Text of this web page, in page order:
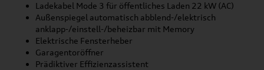
Ladekabel Mode 3 für öffentliches Laden 22 kW (AC)
Außenspiegel automatisch abblend-/elektrisch
anklapp-/einstell-/beheizbar mit Memory
Elektrische Fensterheber
Garagentoröffner
Prädiktiver Effizienzassistent